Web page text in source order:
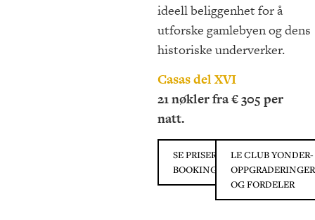
ideell beliggenhet for å
utforske gamlebyen og dens
historiske underverker.
Casas del XVI
21 nøkler fra € 305 per
natt.
SE PRISER PÅ
BOOKING.COM
LE CLUB YONDER-
OPPGRADERINGER
OG FORDELER